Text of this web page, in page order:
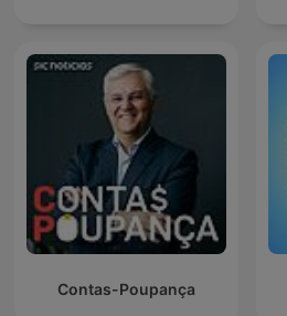
Contas-Poupança